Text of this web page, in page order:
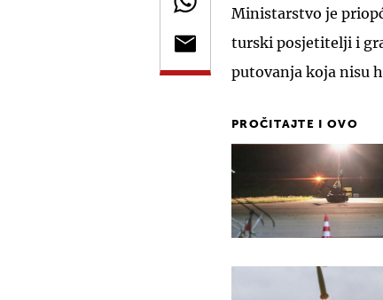
Ministarstvo je
turski posjetitelji i
putovanja koja nisu
PROČITAJTE I OVO